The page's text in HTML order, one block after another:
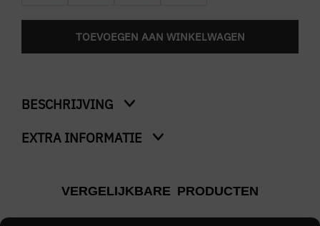
TOEVOEGEN AAN WINKELWAGEN
BESCHRIJVING
The Ryan Tapered Fit
EXTRA INFORMATIE
BlauwVERGELIJKBARE PRODUCTEN